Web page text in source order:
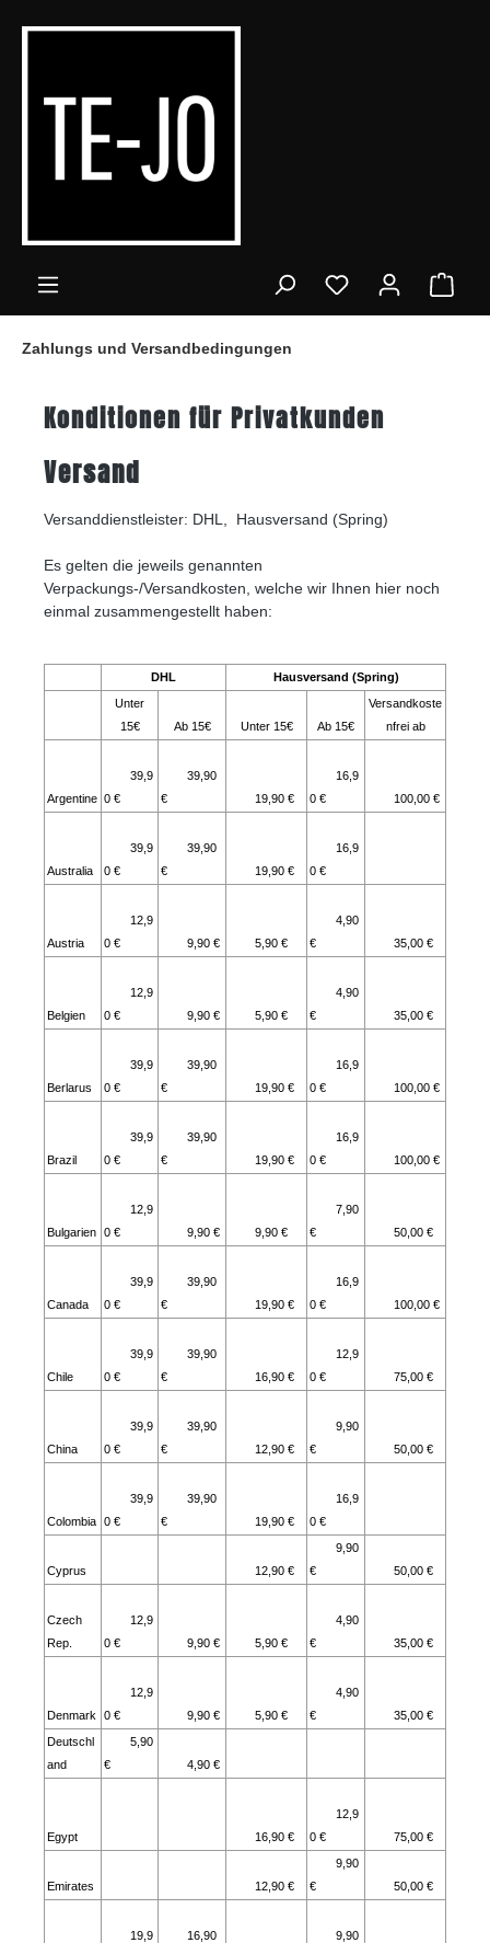
springen
Zahlungs und Versandbedingungen
Konditionen für Privatkunden
Versand
Versanddienstleister: DHL, Hausversand (Spring)
Es gelten die jeweils genannten
Verpackungs-/Versandkosten, welche wir Ihnen hier noch
einmal zusammengestellt haben:
DHL
Hausversand (Spring)
Unter
15€
Ab 15€ Unter 15€ Ab 15€
Versandkoste
nfrei ab
Argentine
39,9
0 €
39,90
€
19,90 €
16,9
0 €
100,00 €
Australia
39,9
0 €
39,90
€
19,90 €
16,9
0 €
Austria
12,9
0 €
9,90 € 5,90 €
4,90
€
35,00 €
Belgien
12,9
0 €
9,90 € 5,90 €
4,90
€
35,00 €
Berlarus
39,9
0 €
39,90
€
19,90 €
16,9
0 €
100,00 €
Brazil
39,9
0 €
39,90
€
19,90 €
16,9
0 €
100,00 €
Bulgarien
12,9
0 €
9,90 € 9,90 €
7,90
€
50,00 €
Canada
39,9
0 €
39,90
€
19,90 €
16,9
0 €
100,00 €
Chile
39,9
0 €
39,90
€
16,90 €
12,9
0 €
75,00 €
China
39,9
0 €
39,90
€
12,90 €
9,90
€
50,00 €
Colombia
39,9
0 €
39,90
€
19,90 €
16,9
0 €
Cyprus 12,90 €
9,90
€
50,00 €
Czech
Rep.
12,9
0 €
9,90 € 5,90 €
4,90
€
35,00 €
Denmark
12,9
0 €
9,90 € 5,90 €
4,90
€
35,00 €
Deutschl
and
5,90
€
4,90 €
Egypt 16,90 €
12,9
0 €
75,00 €
Emirates 12,90 €
9,90
€
50,00 €
19,9
16,90
9,90